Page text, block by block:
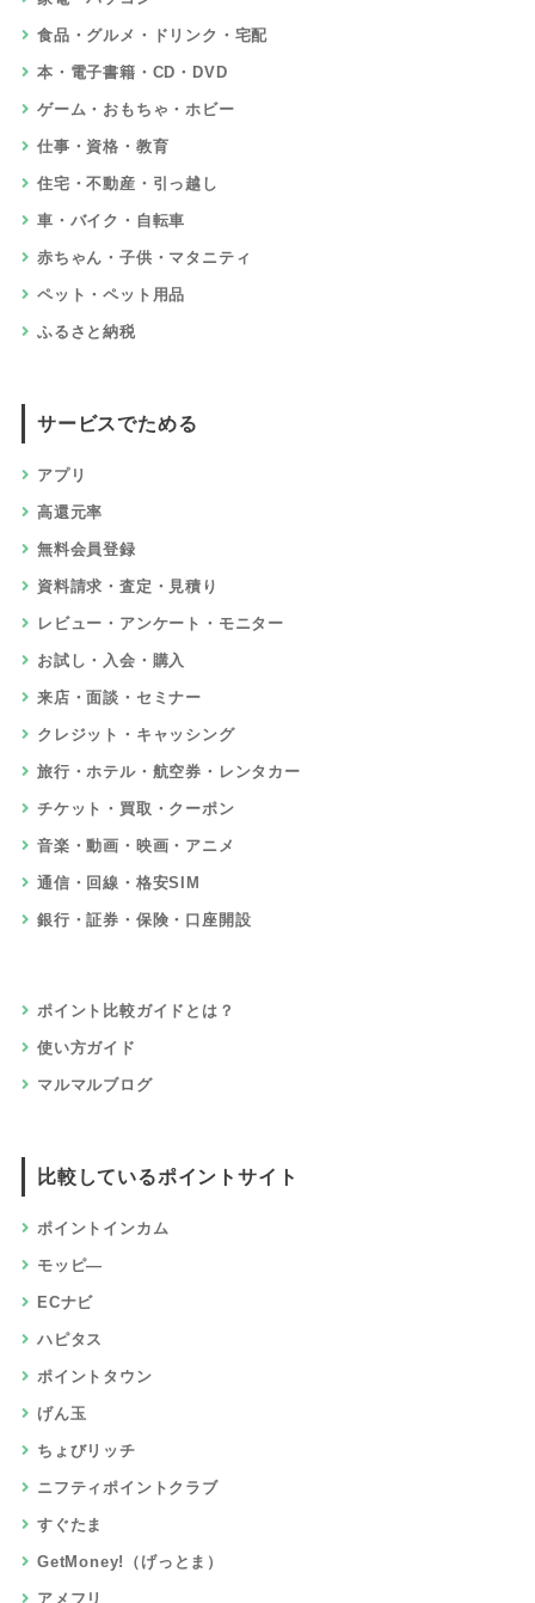
食品・グルメ・ドリンク・宅配
本・電子書籍・CD・DVD
ゲーム・おもちゃ・ホビー
仕事・資格・教育
住宅・不動産・引っ越し
車・バイク・自転車
赤ちゃん・子供・マタニティ
ペット・ペット用品
ふるさと納税
サービスでためる
アプリ
高還元率
無料会員登録
資料請求・査定・見積り
レビュー・アンケート・モニター
お試し・入会・購入
来店・面談・セミナー
クレジット・キャッシング
旅行・ホテル・航空券・レンタカー
チケット・買取・クーポン
音楽・動画・映画・アニメ
通信・回線・格安SIM
銀行・証券・保険・口座開設
ポイント比較ガイドとは？
使い方ガイド
マルマルブログ
比較しているポイントサイト
ポイントインカム
モッピ―
ECナビ
ハピタス
ポイントタウン
げん玉
ちょびリッチ
ニフティポイントクラブ
すぐたま
GetMoney!（げっとま）
アメフリ